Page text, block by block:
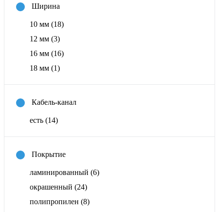
Ширина
10 мм (18)
12 мм (3)
16 мм (16)
18 мм (1)
Кабель-канал
есть (14)
Покрытие
ламинированный (6)
окрашенный (24)
полипропилен (8)